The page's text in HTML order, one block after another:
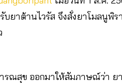
ยาต้านไวรัส จึงสั่งยาโมลนูพิร
รณสุข ออกมาให้สัมภาษณ์ว่า ย